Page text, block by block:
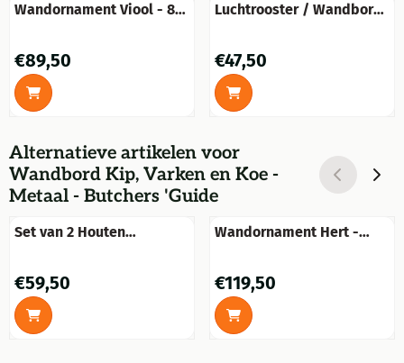
Wandornament Viool - 85
Prijs: 89,50
€89,50
Luchtrooster / Wandbord
Prijs: 47,50
€47,50
Alternatieve artikelen voor
Wandbord Kip, Varken en Koe -
Metaal - Butchers 'Guide
Set van 2 Houten
Prijs: 59,50
€59,50
Wandornament Hert -
Prijs: 119,50
€119,50